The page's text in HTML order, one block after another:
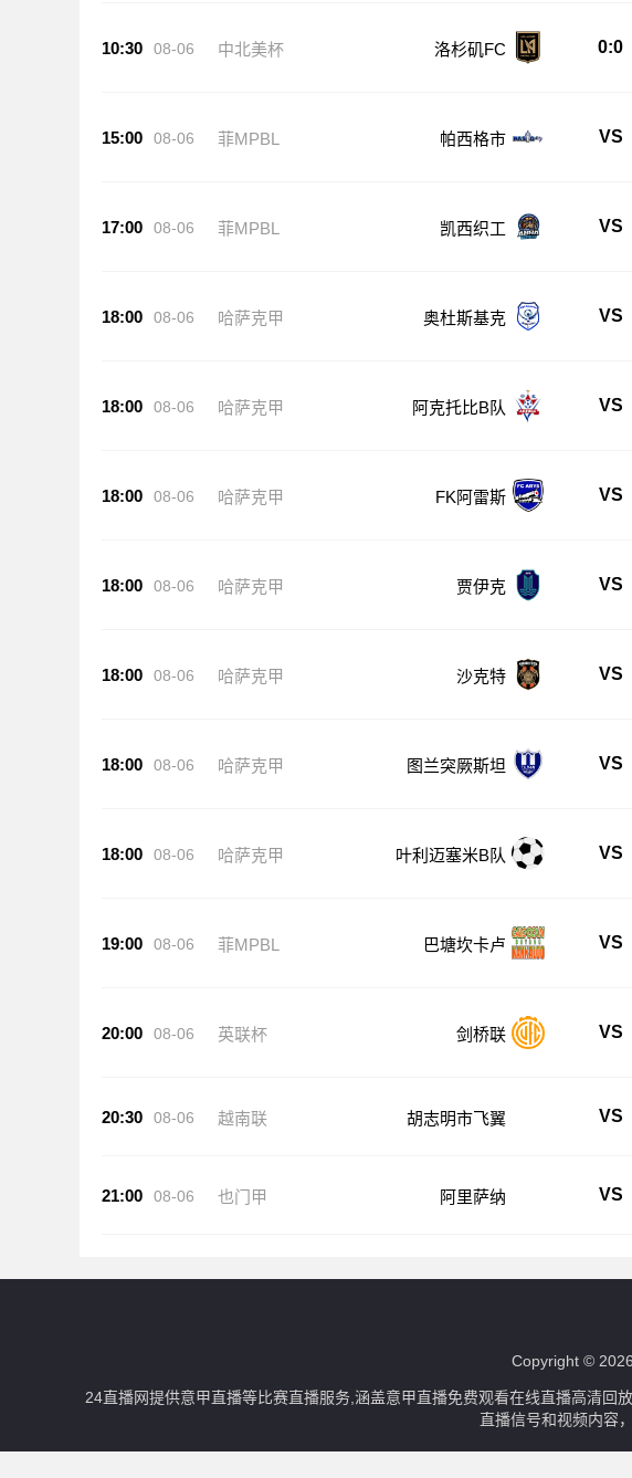
10:30 08-06 中北美杯 洛杉矶FC 0:0
15:00 08-06 菲MPBL 帕西格市 VS
17:00 08-06 菲MPBL 凯西织工 VS
18:00 08-06 哈萨克甲 奥杜斯基克 VS
18:00 08-06 哈萨克甲 阿克托比B队 VS
18:00 08-06 哈萨克甲 FK阿雷斯 VS
18:00 08-06 哈萨克甲 贾伊克 VS
18:00 08-06 哈萨克甲 沙克特 VS
18:00 08-06 哈萨克甲 图兰突厥斯坦 VS
18:00 08-06 哈萨克甲 叶利迈塞米B队 VS
19:00 08-06 菲MPBL 巴塘坎卡卢 VS
20:00 08-06 英联杯 剑桥联 VS
20:30 08-06 越南联 胡志明市飞翼 VS
24直播网提供意甲直播等比赛直播服务,涵盖意甲直播免费观看在线直播高清